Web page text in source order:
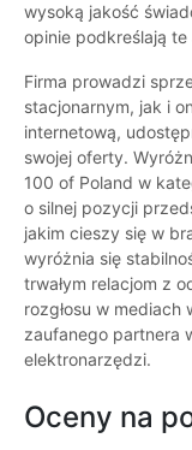
wysoką jakość
opinie podkreślają
Firma prowadzi
stacjonarnym, jak i
internetową,
swojej oferty.
100 of Poland w
o silnej pozycji
jakim cieszy się w
wyróżnia się
trwałym relacjom z
rozgłosu w
zaufanego partnera
elektronarzędzi.
Oceny na